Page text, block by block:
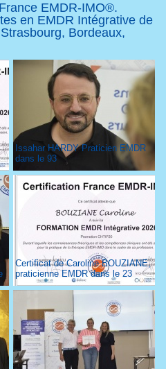
EMDR-IMO®.
en EMDR Intégrative de
Bordeaux,
Issahar HARDY Praticien EMDR
dans le 93
Certificat de Caroline BOUZIANE,
praticienne EMDR dans le 23